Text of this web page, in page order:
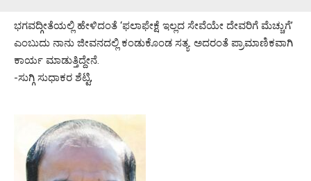
ಭಗವದ್ಗೀತೆಯಲ್ಲಿ ಹೇಳಿದಂತೆ ‘ಫಲಾಫೇಕ್ಷೆ ಇಲ್ಲದ ಸೇವೆಯೇ ದೇವರಿಗೆ ಮೆಚ್ಚುಗೆ’
ಎಂಬುದು ನಾನು ಜೀವನದಲ್ಲಿ ಕಂಡುಕೊಂಡ ಸತ್ಯ. ಅದರಂತೆ ಪ್ರಾಮಾಣಿಕವಾಗಿ
ಕಾರ್ಯ ಮಾಡುತ್ತಿದ್ದೇನೆ.
-ಸುಗ್ಗಿ ಸುಧಾಕರ ಶೆಟ್ಟಿ,